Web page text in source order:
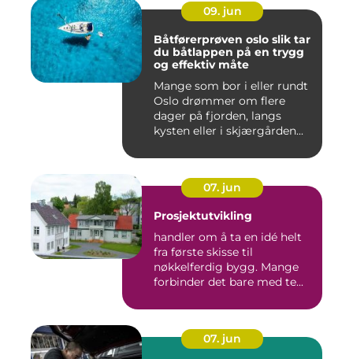
09. jun
Båtførerprøven oslo slik tar
du båtlappen på en trygg
og effektiv måte
Mange som bor i eller rundt
Oslo drømmer om flere
dager på fjorden, langs
kysten eller i skjærgården...
07. jun
Prosjektutvikling
handler om å ta en idé helt
fra første skisse til
nøkkelferdig bygg. Mange
forbinder det bare med te...
07. jun